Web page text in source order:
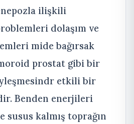
ilişkili
dolaşım ve
mide bağırsak
prostat gibi bir
etkili bir
Benden enerjileri
susus kalmış toprağın